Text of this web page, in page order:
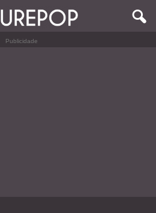
Publicidade